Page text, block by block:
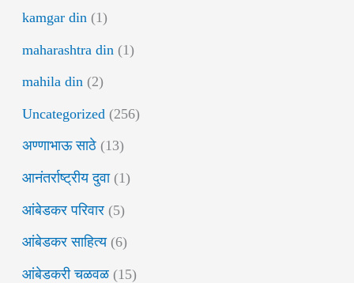
kamgar din (1)
maharashtra din (1)
mahila din (2)
Uncategorized (256)
अण्णाभाऊ साठे (13)
आनंतर्राष्ट्रीय दुवा(1)
आंबेडकर परिवार (5)
आंबेडकर साहित्य(6)
आंबेडकरी चळवळ (15)